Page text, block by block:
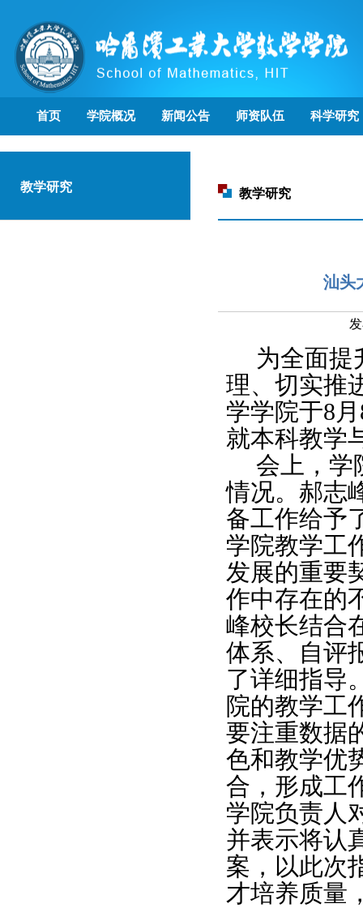
首页 学院概况 新闻公告 师资队伍 科学研究
教学研究 教学研究
汕头
为全面提
理、 切实推
学学院于8
就本科教学
会上， 学
情况。郝志
备工作给予
学院教学工
发展的重要
作中存在的
峰校长结合
体系、自评
了详细指导
院的教学工
要注重数据
色和教学优
合，形成工
学院负责人
并表示将认
案，以此次
才培养质量